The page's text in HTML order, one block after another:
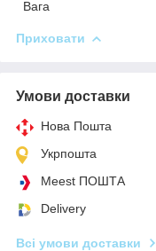
Вага
Приховати
Умови доставки
Нова Пошта
Укрпошта
Meest ПОШТА
Delivery
Всі умови доставки